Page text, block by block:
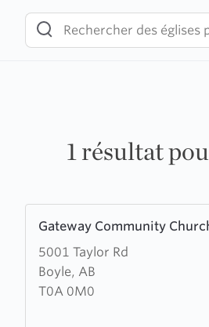
content
1 résultat
Gateway Community
5001 Taylor Rd
Boyle, AB
T0A 0M0
more
about
Gateway
Community